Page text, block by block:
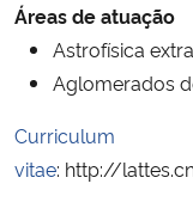
Ministério da Ciência,
Ministério do Meio Ambiente
Ministério do Turismo
Áreas de atuação
Astrofísica
Aglomerados
Curriculum
vitae: http://